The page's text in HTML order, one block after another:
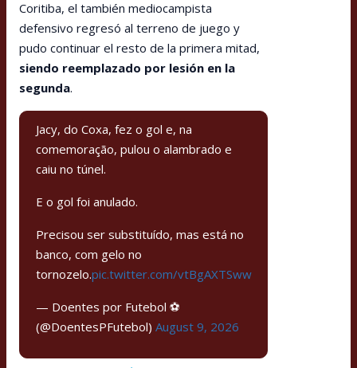
Coritiba, el también mediocampista
defensivo regresó al terreno de juego y
pudo continuar el resto de la primera mitad,
siendo reemplazado por lesión en la
segunda.
Jacy, do Coxa, fez o gol e, na
comemoração, pulou o alambrado e
caiu no túnel.
E o gol foi anulado.
Precisou ser substituído, mas está no
banco, com gelo no
tornozelo.pic.twitter.com/vtBgAXTSww
— Doentes por Futebol ⚽
(@DoentesPFutebol) August 9, 2026